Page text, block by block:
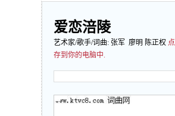
爱恋涪陵
艺术家/歌手/词曲: 张军 廖明 陈正权
存到你的电脑中.